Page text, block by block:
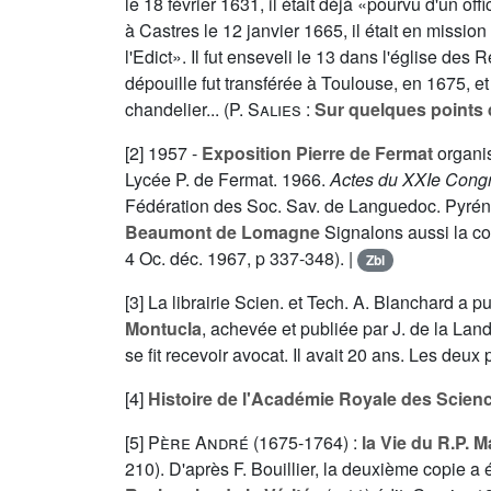
à Castres le 12 janvier 1665, il était en
l'Edict». Il fut enseveli le 13 dans l'église des
dépouille fut transférée à Toulouse, en 1675,
chandelier... (P. Salies : Sur quelques points
[2] 1957 - Exposition Pierre de Fermat
Lycée P. de Fermat. 1966.Actes du XXIe
Fédération des Soc. Sav. de Languedoc.
Beaumont de LomagneSignalons aussi la
4 Oc. déc. 1967, p 337-348). |
Zbl
[3] La librairie Scien. et Tech. A. Blanchard a
Montucla, achevée et publiée par J. de la
se fit recevoir avocat. Il avait 20 ans. Les
[4] Histoire de l'Académie Royale des
[5] Père André (1675-1764) : la Vie du R.P.
210). D'après F. Bouillier, la deuxième copie